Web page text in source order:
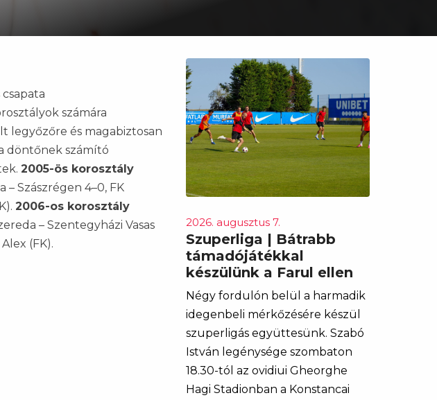
számára
legyőzőre és magabiztosan
döntőnek számító
2005-ös korosztály
– Szászrégen 4–0, FK
2006-os korosztály
– Szentegyházi Vasas
(FK).
2026. augusztus 7.
Szuperliga | Bátrabb
támadójátékkal
készülünk a Farul ellen
Négy fordulón belül a harmadik
idegenbeli mérkőzésére készül
szuperligás együttesünk. Szabó
István legénysége szombaton
18.30-tól az ovidiui Gheorghe
Hagi Stadionban a Konstancai